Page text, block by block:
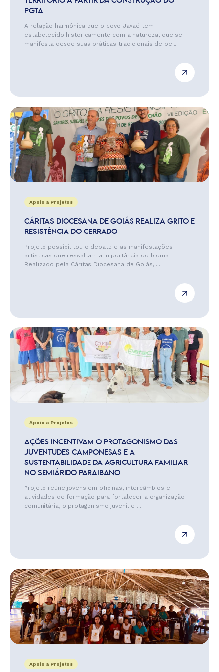
PGTA
A relação harmônica que o povo Javaé tem
estabelecido historicamente com a natureza, que se
manifesta desde suas práticas tradicionais de pe...
Apoio a Projetos
CÁRITAS DIOCESANA DE GOIÁS REALIZA GRITO E
RESISTÊNCIA DO CERRADO
Projeto possibilitou o debate e as manifestações
artísticas que ressaltam a importância do bioma
Realizado pela Cáritas Diocesana de Goiás, ...
Apoio a Projetos
AÇÕES INCENTIVAM O PROTAGONISMO DAS
JUVENTUDES CAMPONESAS E A
SUSTENTABILIDADE DA AGRICULTURA FAMILIAR
NO SEMIÁRIDO PARAIBANO
Projeto reúne jovens em oficinas, intercâmbios e
atividades de formação para fortalecer a organização
comunitária, o protagonismo juvenil e ...
Apoio a Projetos